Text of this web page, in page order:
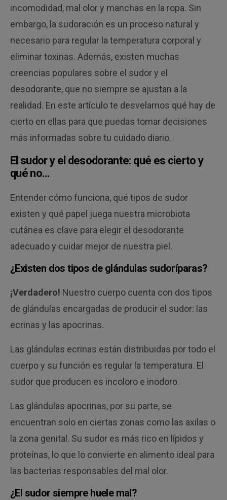
incomodidad, mal olor y manchas en la ropa. Sin
embargo, la sudoración es un proceso natural y
necesario para regular la temperatura corporal y
eliminar toxinas. Además, existen muchas
creencias populares sobre el sudor y el
desodorante, que no siempre se ajustan a la
realidad. En este artículo te desvelamos qué hay de
cierto en ellas para que puedas tomar decisiones
más informadas sobre tu cuidado diario.
El sudor y el desodorante: qué es cierto y
qué no…
Entender cómo funciona, qué tipos de sudor
existen y qué papel juega nuestra microbiota
cutánea es clave para elegir el desodorante
adecuado y cuidar mejor de nuestra piel.
¿Existen dos tipos de glándulas sudoríparas?
¡Verdadero! Nuestro cuerpo cuenta con dos tipos
de glándulas encargadas de producir el sudor: las
ecrinas y las apocrinas.
Las glándulas ecrinas están distribuidas por todo el
cuerpo y su función es regular la temperatura. El
sudor que producen es incoloro e inodoro.
Las glándulas apocrinas, por su parte, se
encuentran solo en ciertas zonas como las axilas o
la zona genital. Su sudor es más rico en lípidos y
proteínas, lo que lo convierte en alimento ideal para
las bacterias responsables del mal olor.
¿El sudor siempre huele mal?